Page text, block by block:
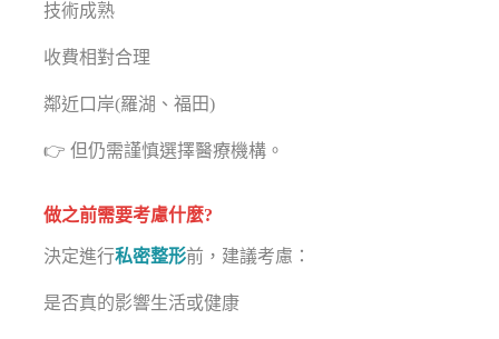
技術成熟
收費相對合理
鄰近口岸(羅湖、福田)
👉 但仍需謹慎選擇醫療機構。
做之前需要考慮什麼?
決定進行私密整形前，建議考慮：
是否真的影響生活或健康